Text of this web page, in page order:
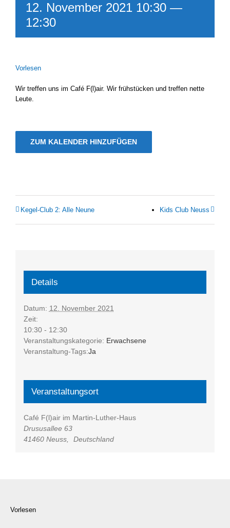
12. November 2021 10:30 —
12:30
Vor­le­sen
Wir tref­fen uns im Café F(l)air. Wir früh­stü­cken und tref­fen net­te
Leu­te.
ZUM KALENDER HINZUFÜGEN
Kegel-Club 2: Alle Neu­ne Kids Club Neuss
Details
Datum: 12. November 2021
Zeit:
10:30 - 12:30
Veranstaltungskategorie: Erwachsene
Veranstaltung-Tags:Ja
Veranstaltungsort
Café F(l)air im Martin-Luther-Haus
Drususallee 63
41460 Neuss, Deutschland
Vorlesen